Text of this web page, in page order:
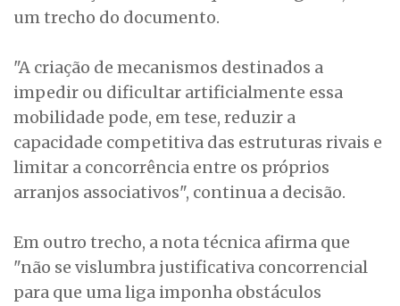
um trecho do documento.
"A criação de mecanismos destinados a
impedir ou dificultar artificialmente essa
mobilidade pode, em tese, reduzir a
capacidade competitiva das estruturas rivais e
limitar a concorrência entre os próprios
arranjos associativos", continua a decisão.
Em outro trecho, a nota técnica afirma que
"não se vislumbra justificativa concorrencial
para que uma liga imponha obstáculos